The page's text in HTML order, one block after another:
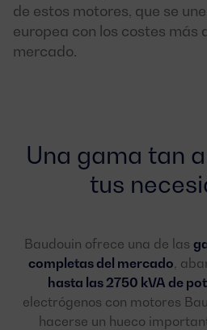
de estos motores, que se
europea con los costes más
mercado.
Una gama tan
tus
Baudouin ofrece una de las
completas del mercado,
hasta las 2750 kVA de
electrógenos con motores
hacerse un hueco